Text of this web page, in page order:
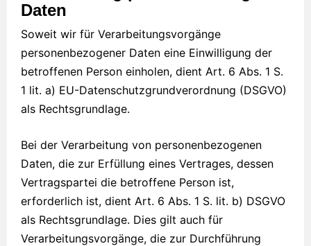
Daten
Soweit wir für Verarbeitungsvorgänge
personenbezogener Daten eine Einwilligung der
betroffenen Person einholen, dient Art. 6 Abs. 1 S.
1 lit. a) EU-Datenschutzgrundverordnung (DSGVO)
als Rechtsgrundlage.
Bei der Verarbeitung von personenbezogenen
Daten, die zur Erfüllung eines Vertrages, dessen
Vertragspartei die betroffene Person ist,
erforderlich ist, dient Art. 6 Abs. 1 S. lit. b) DSGVO
als Rechtsgrundlage. Dies gilt auch für
Verarbeitungsvorgänge, die zur Durchführung